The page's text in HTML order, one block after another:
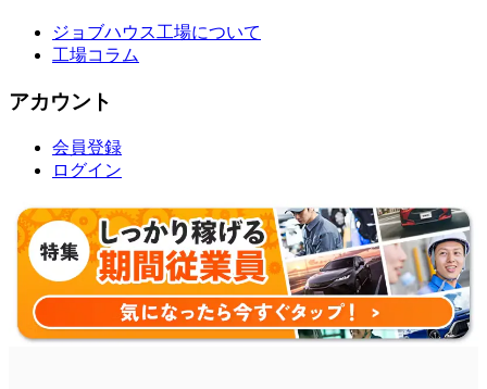
ジョブハウス工場について
工場コラム
アカウント
会員登録
ログイン